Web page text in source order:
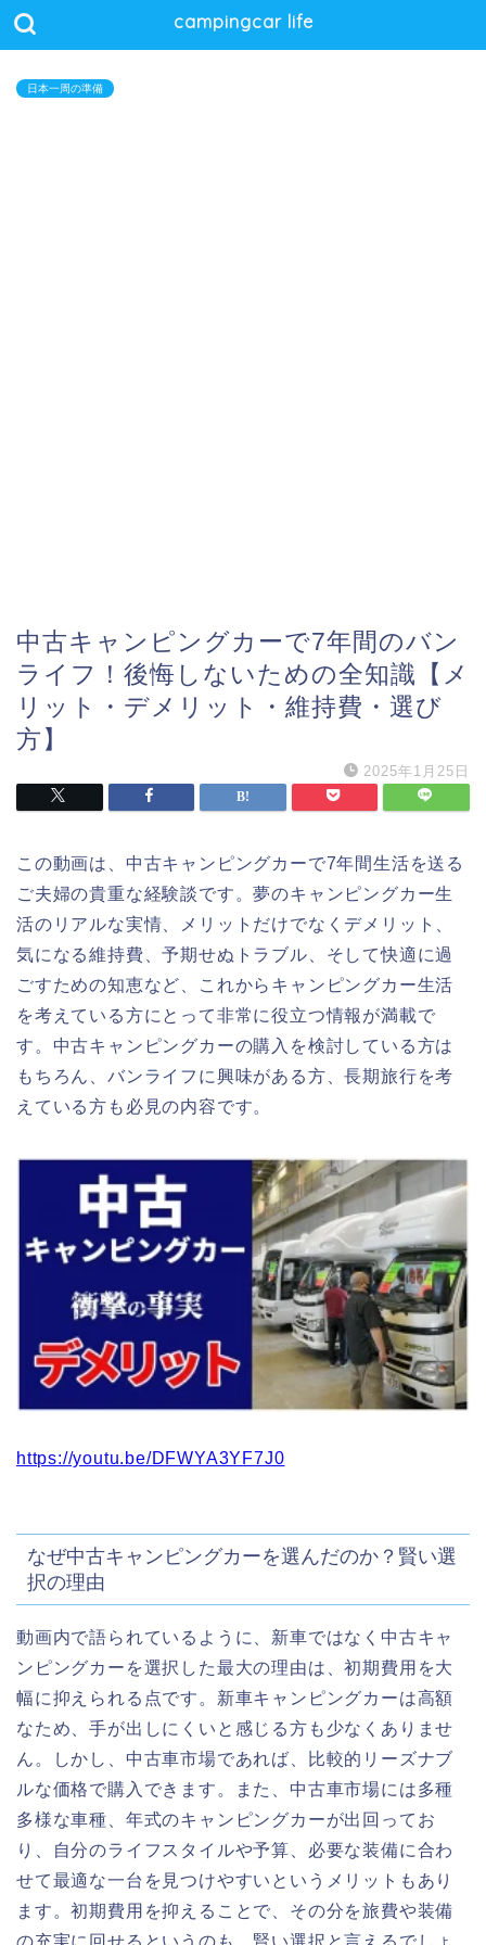
campingcar life
日本一周の準備
中古キャンピングカーで7年間のバン
ライフ！後悔しないための全知識【メ
リット・デメリット・維持費・選び
方】
2025年1月25日
この動画は、中古キャンピングカーで7年間生活を送る
ご夫婦の貴重な経験談です。夢のキャンピングカー生
活のリアルな実情、メリットだけでなくデメリット、
気になる維持費、予期せぬトラブル、そして快適に過
ごすための知恵など、これからキャンピングカー生活
を考えている方にとって非常に役立つ情報が満載で
す。中古キャンピングカーの購入を検討している方は
もちろん、バンライフに興味がある方、長期旅行を考
えている方も必見の内容です。
https://youtu.be/DFWYA3YF7J0
なぜ中古キャンピングカーを選んだのか？賢い選
択の理由
動画内で語られているように、新車ではなく中古キャ
ンピングカーを選択した最大の理由は、初期費用を大
幅に抑えられる点です。新車キャンピングカーは高額
なため、手が出しにくいと感じる方も少なくありませ
ん。しかし、中古車市場であれば、比較的リーズナブ
ルな価格で購入できます。また、中古車市場には多種
多様な車種、年式のキャンピングカーが出回ってお
り、自分のライフスタイルや予算、必要な装備に合わ
せて最適な一台を見つけやすいというメリットもあり
ます。初期費用を抑えることで、その分を旅費や装備
の充実に回せるというのも、賢い選択と言えるでしょ